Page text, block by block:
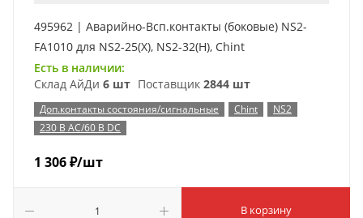
495962 | Аварийно-Всп.контакты (боковые) NS2-
FA1010 для NS2-25(X), NS2-32(H), Chint
Есть в наличии:
Склад АйДи 6 шт Поставщик 2844 шт
Доп.контакты состояния/сигнальные Chint
NS2
230 В AC/60 В DC
1 306₽/шт
В корзину